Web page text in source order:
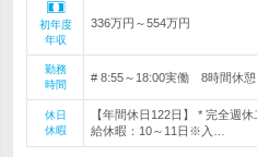
初年度
年収
336万円～554万円
勤務
時間
# 8:55～18:00実働 8時間休
休日
休暇
【年間休日122日】 * 完全週
給休暇：10～11日※入…